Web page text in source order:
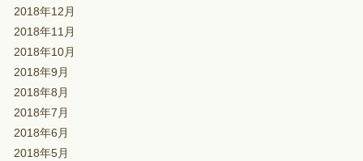
2018年12月
2018年11月
2018年10月
2018年9月
2018年8月
2018年7月
2018年6月
2018年5月